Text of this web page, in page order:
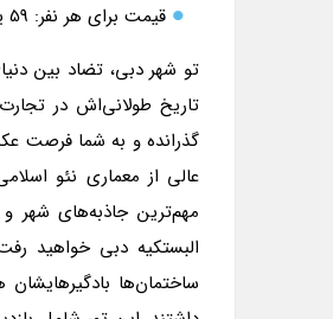
قیمت برای هر نفر: 59 یورو (بزرگسالان)، 45 یورو (کودکان)
تو شهر دبی، تضاد بین
گذرانده و به شما فرصت
عالی از معماری نئو
مهم‌ترین جاذبه‌های شهر
البستکیه دبی خواهید
ساختمان‌ها